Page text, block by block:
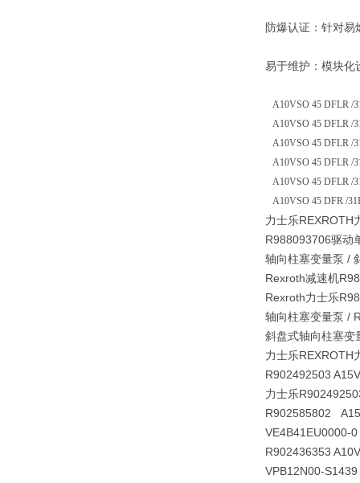
防爆认证：针对易
易于维护：模块化
A10VSO 45 DFLR /
A10VSO 45 DFLR /
A10VSO 45 DFLR /
A10VSO 45 DFLR /
A10VSO 45 DFLR /
A10VSO 45 DFR /
力士乐REXROTH
R988093706驱动
轴向柱塞变量泵 /
Rexroth减速机
Rexroth力士乐
轴向柱塞变量泵 /
斜盘式轴向柱塞
力士乐REXROTH
R902492503
力士乐
R902585802
VE4B41EU0000-
R902436353
VPB12N00-S1439